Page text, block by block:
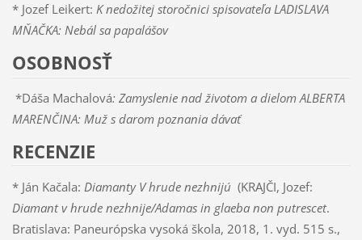
* Jozef Leikert: K nedožitej storočnici spisovateľa LADISLAVA
MŇAČKA: Nebál sa papalášov
OSOBNOSŤ
*Dáša Machalová: Zamyslenie nad životom a dielom ALBERTA
MARENČINA: Muž s darom poznania dávať
RECENZIE
* Ján Kačala: Diamanty V hrude nezhnijú (KRAJČI, Jozef:
Diamant v hrude nezhnije/Adamas in glaeba non putrescet.
Bratislava: Paneurópska vysoká škola, 2018, 1. vyd. 515 s.,